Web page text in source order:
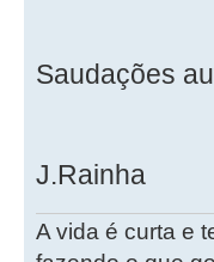
Saudações
J.Rainha
A vida é curta e